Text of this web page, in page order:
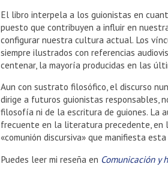
El libro interpela a los guionistas en
puesto que contribuyen a influir en
configurar nuestra cultura actual. Los
siempre ilustrados con referencias
centenar, la mayoría producidas en las
Aun con sustrato filosófico, el discurso
dirige a futuros guionistas responsables,
filosofía ni de la escritura de guiones. La
frecuente en la literatura precedente, en
«comunión discursiva» que manifiesta esta
Puedes leer mi reseña en Comunicación y